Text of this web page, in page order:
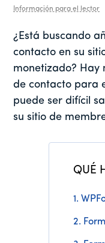
Información para el lector
¿Está buscando
contacto en su
monetizado? Hay
de contacto para
puede ser difícil
su sitio de
QUÉ
1.
2.